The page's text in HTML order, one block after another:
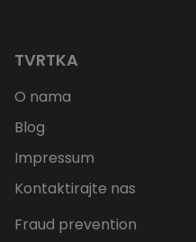
TVRTKA
O nama
Blog
Impressum
Kontaktirajte nas
Fraud prevention